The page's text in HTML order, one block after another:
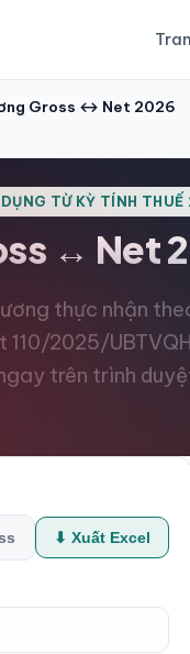
Gross ↔ Net 2026
TỪ KỲ TÍNH
↔ Net
thực nhận
110/2025/
trên trình
⬇ Xuất Excel